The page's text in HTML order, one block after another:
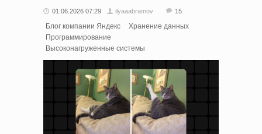
01.06.2026 07:29 ilyaaabramov 15
Блог компании Яндекс
Хранение данных
Программирование
Высоконагруженные системы